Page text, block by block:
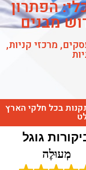
הפתרון
מבנים
מרכזי קניות,
בכל חלקי הארץ
גוגל
מְעוּלֶה